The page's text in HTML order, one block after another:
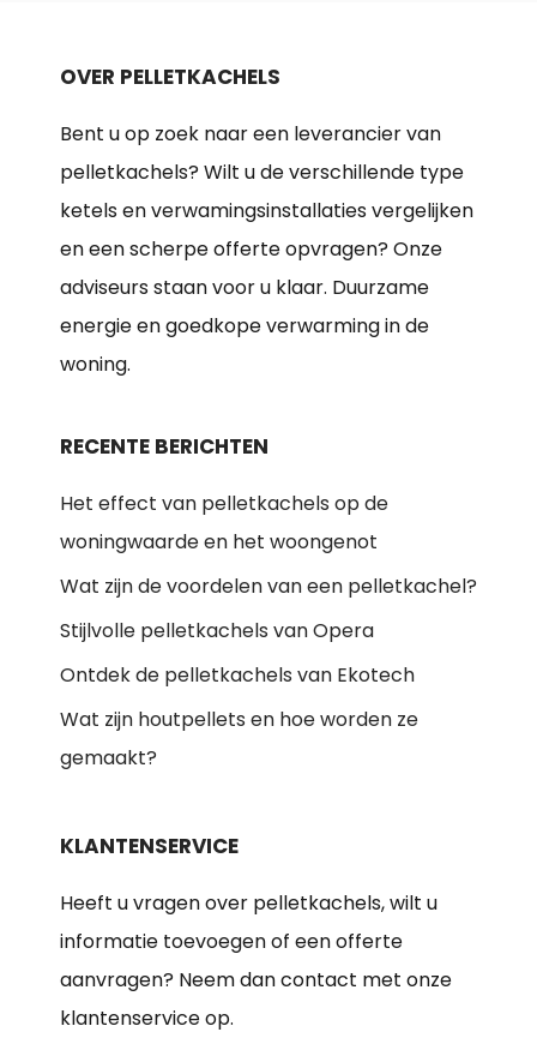
OVER PELLETKACHELS
Bent u op zoek naar een leverancier van
pelletkachels? Wilt u de verschillende type
ketels en verwamingsinstallaties vergelijken
en een scherpe offerte opvragen? Onze
adviseurs staan voor u klaar. Duurzame
energie en goedkope verwarming in de
woning.
RECENTE BERICHTEN
Het effect van pelletkachels op de
woningwaarde en het woongenot
Wat zijn de voordelen van een pelletkachel?
Stijlvolle pelletkachels van Opera
Ontdek de pelletkachels van Ekotech
Wat zijn houtpellets en hoe worden ze
gemaakt?
KLANTENSERVICE
Heeft u vragen over pelletkachels, wilt u
informatie toevoegen of een offerte
aanvragen? Neem dan contact met onze
klantenservice op.